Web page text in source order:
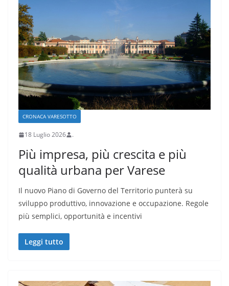
CRONACA VARESOTTO
18 Luglio 2026 .
Più impresa, più crescita e più
qualità urbana per Varese
Il nuovo Piano di Governo del Territorio punterà su
sviluppo produttivo, innovazione e occupazione. Regole
più semplici, opportunità e incentivi
Leggi tutto